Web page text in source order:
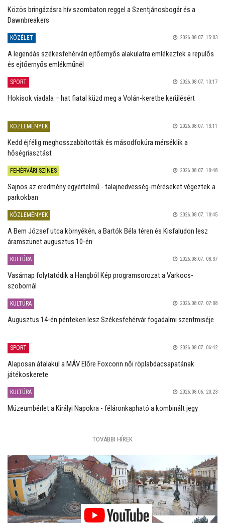
Közös bringázásra hív szombaton reggel a Szentjánosbogár és a
Dawnbreakers
KÖZÉLET 2026.08.07. 15:03
A legendás székesfehérvári ejtőernyős alakulatra emlékeztek a repülős
és ejtőernyős emlékműnél
SPORT 2026.08.07. 13:17
Hokisok viadala – hat fiatal küzd meg a Volán-keretbe kerülésért
KÖZLEMÉNYEK 2026.08.07. 13:11
Kedd éjfélig meghosszabbították és másodfokúra mérséklik a
hőségriasztást
FEHÉRVÁRI SZÍNES 2026.08.07. 10:48
Sajnos az eredmény egyértelmű - talajnedvesség-méréseket végeztek a
parkokban
KÖZLEMÉNYEK 2026.08.07. 10:45
A Bem József utca környékén, a Bartók Béla téren és Kisfaludon lesz
áramszünet augusztus 10-én
KULTÚRA 2026.08.07. 08:37
Vasárnap folytatódik a Hangból Kép programsorozat a Varkocs-
szobornál
KULTÚRA 2026.08.07. 07:08
Augusztus 14-én pénteken lesz Székesfehérvár fogadalmi szentmiséje
SPORT 2026.08.07. 06:42
Alaposan átalakul a MÁV Előre Foxconn női röplabdacsapatának
játékoskerete
KULTÚRA 2026.08.06. 20:23
Múzeumbérlet a Királyi Napokra - féláronkapható a kombinált jegy
TOVÁBBI HÍREK